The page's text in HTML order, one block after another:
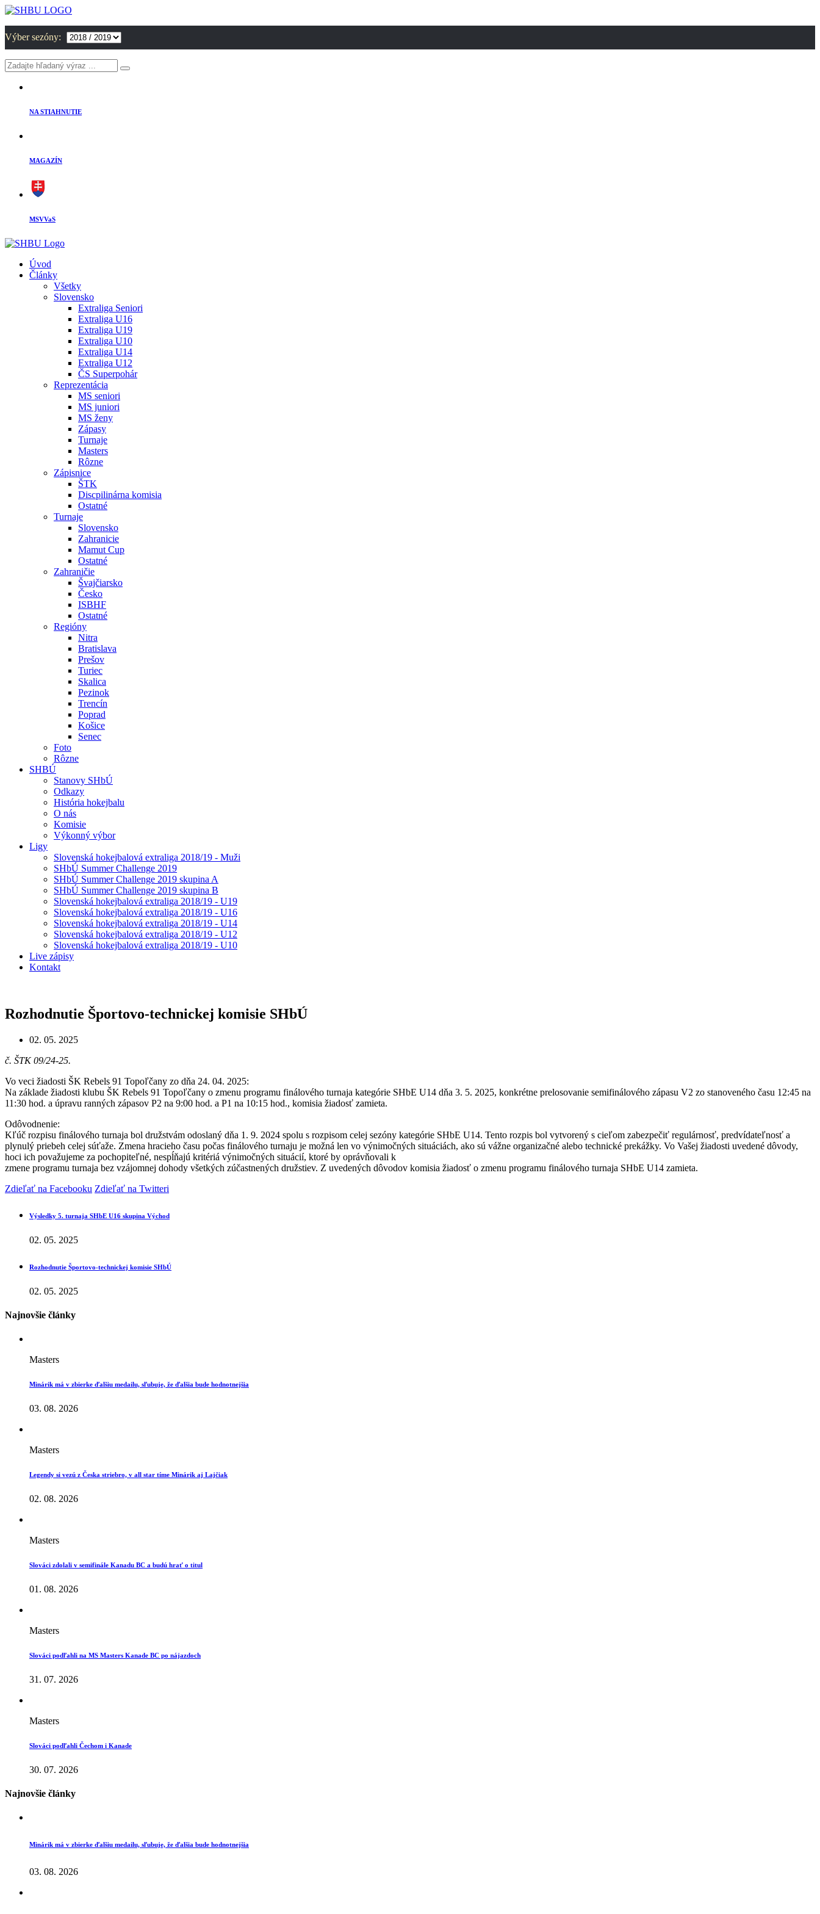
Výber sezóny:
NA STIAHNUTIE
MAGAZÍN
MSVVaS
Úvod
Články
Všetky
Slovensko
Extraliga Seniori
Extraliga U16
Extraliga U19
Extraliga U10
Extraliga U14
Extraliga U12
ČS Superpohár
Reprezentácia
MS seniori
MS juniori
MS ženy
Zápasy
Turnaje
Masters
Rôzne
Zápisnice
ŠTK
Discpilinárna komisia
Ostatné
Turnaje
Slovensko
Zahranicie
Mamut Cup
Ostatné
Zahraničie
Švajčiarsko
Česko
ISBHF
Ostatné
Regióny
Nitra
Bratislava
Prešov
Turiec
Skalica
Pezinok
Trencín
Poprad
Košice
Senec
Foto
Rôzne
SHBÚ
Stanovy SHbÚ
Odkazy
História hokejbalu
O nás
Komisie
Výkonný výbor
Ligy
Slovenská hokejbalová extraliga 2018/19 - Muži
SHbÚ Summer Challenge 2019
SHbÚ Summer Challenge 2019 skupina A
SHbÚ Summer Challenge 2019 skupina B
Slovenská hokejbalová extraliga 2018/19 - U19
Slovenská hokejbalová extraliga 2018/19 - U16
Slovenská hokejbalová extraliga 2018/19 - U14
Slovenská hokejbalová extraliga 2018/19 - U12
Slovenská hokejbalová extraliga 2018/19 - U10
Live zápisy
Kontakt
Rozhodnutie Športovo-technickej komisie SHbÚ
02. 05. 2025
č. ŠTK 09/24-25.
Vo veci žiadosti ŠK Rebels 91 Topoľčany zo dňa 24. 04. 2025:
Na základe žiadosti klubu ŠK Rebels 91 Topoľčany o zmenu programu finálového turnaja kategórie SHbE U14 dňa 3. 5. 2025, konkrétne prelosovanie semifinálového zápasu V2 zo stanoveného času 12:45 na
11:30 hod. a úpravu ranných zápasov P2 na 9:00 hod. a P1 na 10:15 hod., komisia žiadosť zamieta.
Odôvodnenie:
Kľúč rozpisu finálového turnaja bol družstvám odoslaný dňa 1. 9. 2024 spolu s rozpisom celej sezóny kategórie SHbE U14. Tento rozpis bol vytvorený s cieľom zabezpečiť regulárnosť, predvídateľnosť a
plynulý priebeh celej súťaže. Zmena hracieho času počas finálového turnaju je možná len vo výnimočných situáciách, ako sú vážne organizačné alebo technické prekážky. Vo Vašej žiadosti uvedené dôvody,
hoci ich považujeme za pochopiteľné, nespĺňajú kritériá výnimočných situácií, ktoré by oprávňovali k
zmene programu turnaja bez vzájomnej dohody všetkých zúčastnených družstiev. Z uvedených dôvodov komisia žiadosť o zmenu programu finálového turnaja SHbE U14 zamieta.
Zdieľať na Facebooku Zdieľať na Twitteri
Výsledky 5. turnaja SHbE U16 skupina Východ
02. 05. 2025
Rozhodnutie Športovo-technickej komisie SHbÚ
02. 05. 2025
Najnovšie články
Masters
Minárik má v zbierke ďalšiu medailu, sľubuje, že ďalšia bude hodnotnejšia
03. 08. 2026
Masters
Legendy si vezú z Česka striebro, v all star tíme Minárik aj Lajčiak
02. 08. 2026
Masters
Slováci zdolali v semifinále Kanadu BC a budú hrať o titul
01. 08. 2026
Masters
Slováci podľahli na MS Masters Kanade BC po nájazdoch
31. 07. 2026
Masters
Slováci podľahli Čechom i Kanade
30. 07. 2026
Najnovšie články
Minárik má v zbierke ďalšiu medailu, sľubuje, že ďalšia bude hodnotnejšia
03. 08. 2026